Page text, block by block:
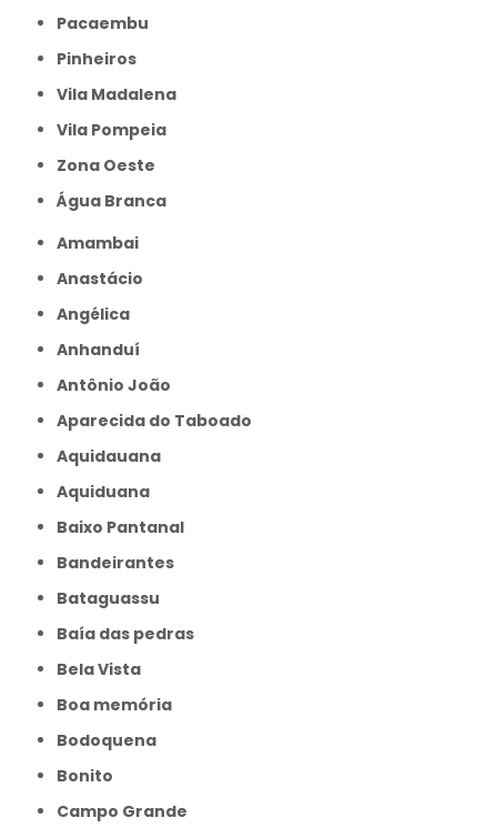
Pacaembu
Pinheiros
Vila Madalena
Vila Pompeia
Zona Oeste
Água Branca
Amambai
Anastácio
Angélica
Anhanduí
Antônio João
Aparecida do Taboado
Aquidauana
Aquiduana
Baixo Pantanal
Bandeirantes
Bataguassu
Baía das pedras
Bela Vista
Boa memória
Bodoquena
Bonito
Campo Grande